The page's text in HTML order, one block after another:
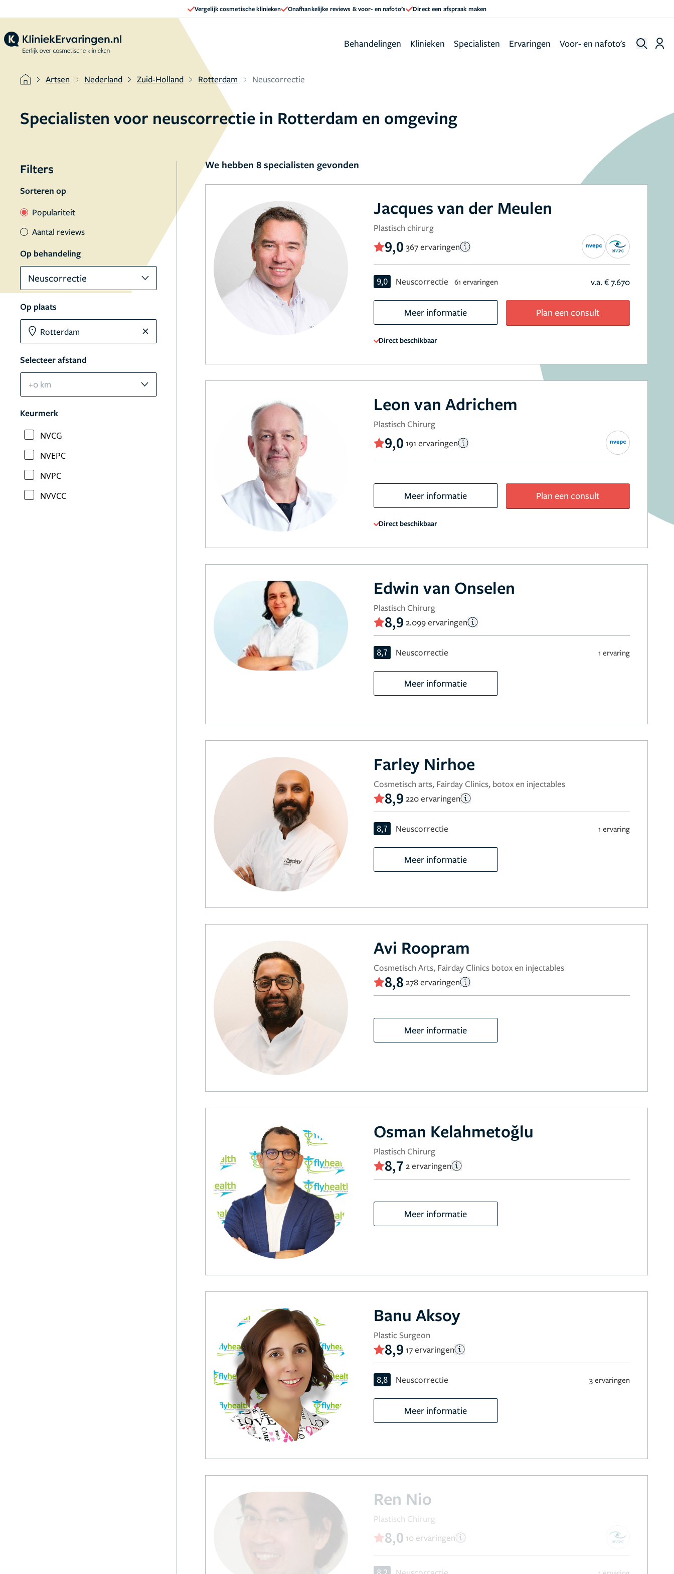
Vergelijk cosmetische klinieken Onafhankelijke reviews & voor- en nafoto’s Direct een afspraak maken
Behandelingen Klinieken Specialisten Ervaringen Voor- en nafoto's
Artsen Nederland Zuid-Holland Rotterdam Neuscorrectie
Specialisten voor neuscorrectie in Rotterdam en omgeving
Filters
Sorteren op
Populariteit
Aantal reviews
Op behandeling
Neuscorrectie
Op plaats
Selecteer afstand
+0 km
Keurmerk
NVCG
NVEPC
NVPC
NVVCC
We hebben 8 specialisten gevonden
Jacques van der Meulen
Plastisch chirurg
9,0 367 ervaringen
9,0 Neuscorrectie 61 ervaringen v.a. € 7.670
Meer informatie Plan een consult
Direct beschikbaar
Leon van Adrichem
Plastisch Chirurg
9,0 191 ervaringen
Meer informatie Plan een consult
Direct beschikbaar
Edwin van Onselen
Plastisch Chirurg
8,9 2.099 ervaringen
8,7 Neuscorrectie 1 ervaring
Meer informatie
Farley Nirhoe
Cosmetisch arts, Fairday Clinics, botox en injectables
8,9 220 ervaringen
8,7 Neuscorrectie 1 ervaring
Meer informatie
Avi Roopram
Cosmetisch Arts, Fairday Clinics botox en injectables
8,8 278 ervaringen
Meer informatie
Osman Kelahmetoğlu
Plastisch Chirurg
8,7 2 ervaringen
Meer informatie
Banu Aksoy
Plastic Surgeon
8,9 17 ervaringen
8,8 Neuscorrectie 3 ervaringen
Meer informatie
Ren Nio
Plastisch Chirurg
8,0 10 ervaringen